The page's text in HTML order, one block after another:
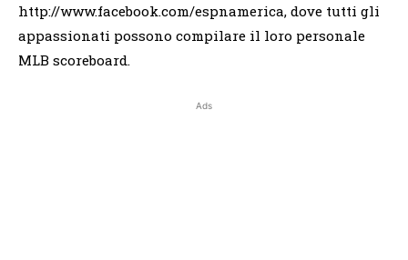
http://www.facebook.com/espnamerica, dove tutti gli
appassionati possono compilare il loro personale
MLB scoreboard.
Ads